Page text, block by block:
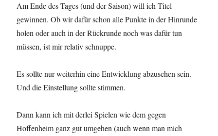
Am Ende des Tages (und der Saison) will ich Titel
gewinnen. Ob wir dafür schon alle Punkte in der Hinrunde
holen oder auch in der Rückrunde noch was dafür tun
müssen, ist mir relativ schnuppe.
Es sollte nur weiterhin eine Entwicklung abzusehen sein.
Und die Einstellung sollte stimmen.
Dann kann ich mit derlei Spielen wie dem gegen
Hoffenheim ganz gut umgehen (auch wenn man mich